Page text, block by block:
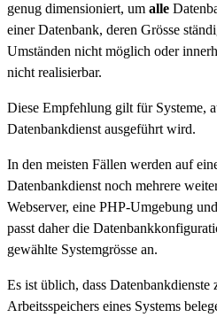
genug dimensioniert, um alle
einer Datenbank, deren Grösse
Umständen nicht möglich oder
nicht realisierbar.
Diese Empfehlung gilt für Systeme,
Datenbankdienst ausgeführt wird.
In den meisten Fällen werden auf
Datenbankdienst noch mehrere
Webserver, eine PHP-Umgebung
passt daher die
gewählte Systemgrösse an.
Es ist üblich, dass
Arbeitsspeichers eines Systems